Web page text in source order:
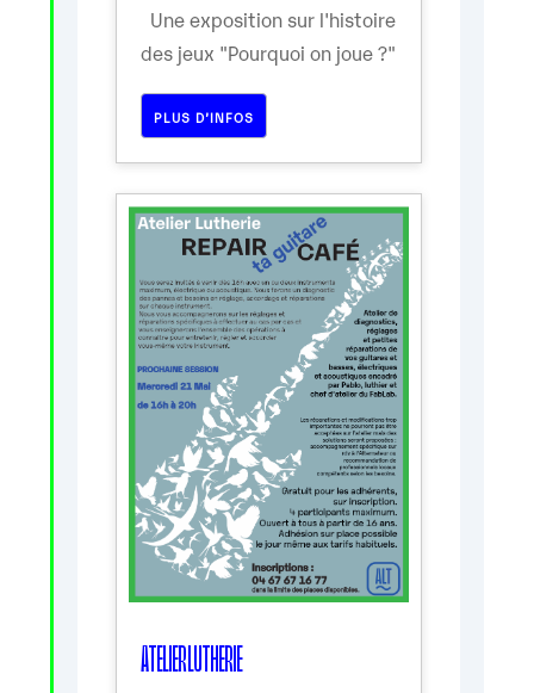
Une exposition sur l'histoire
des jeux "Pourquoi on joue ?"
PLUS D’INFOS
ATELIER LUTHERIE